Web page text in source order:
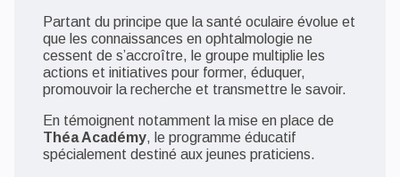
Partant du principe que la santé oculaire évolue et
que les connaissances en ophtalmologie ne
cessent de s’accroître, le groupe multiplie les
actions et initiatives pour former, éduquer,
promouvoir la recherche et transmettre le savoir.
En témoignent notamment la mise en place de
Théa Académy, le programme éducatif
spécialement destiné aux jeunes praticiens.